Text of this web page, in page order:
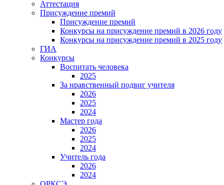
Аттестация
Присуждение премий
Присуждение премий
Конкурсы на присуждение премий в 2026 году
Конкурсы на присуждение премий в 2025 году
ГИА
Конкурсы
Воспитать человека
2025
За нравственный подвиг учителя
2026
2025
2024
Мастер года
2026
2025
2024
Учитель года
2026
2024